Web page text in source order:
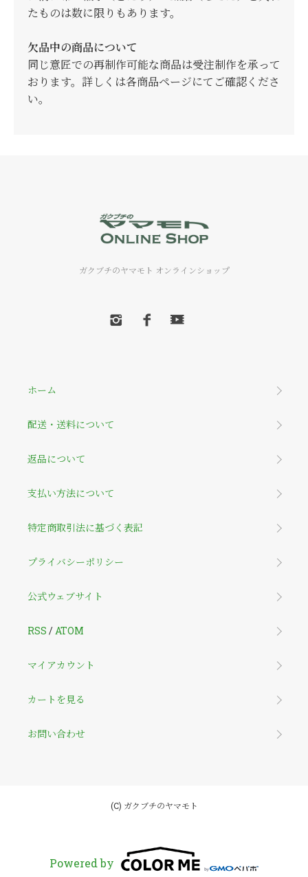
たものは数に限りもあります。
欠品中の商品について
同じ意匠での再制作可能な商品は受注制作を承って
おります。詳しくは各商品ページにてご確認くださ
い。
ガクブチのヤマモト オンラインショップ
ホーム
配送・送料について
返品について
支払い方法について
特定商取引法に基づく表記
プライバシーポリシー
公式ウェブサイト
RSS / ATOM
マイアカウント
カートを見る
お問い合わせ
(C) ガクブチのヤマモト
Powered by